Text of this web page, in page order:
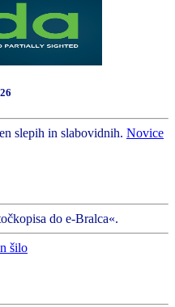
slepih in slabovidnih. Novice
do e-Bralca«.